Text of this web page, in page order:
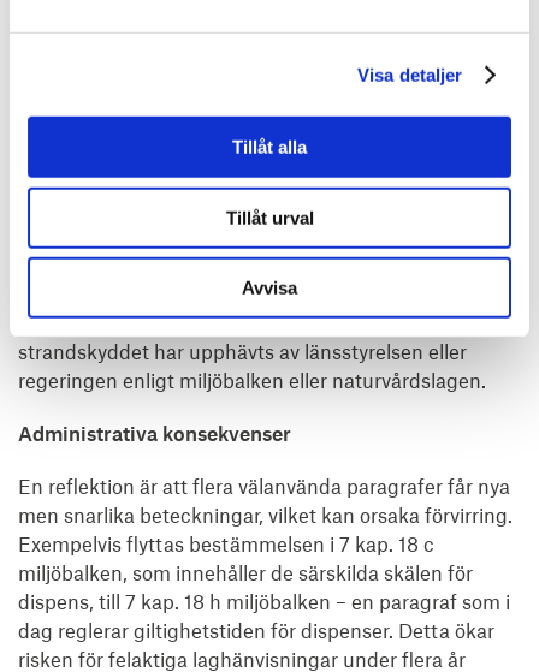
Visa detaljer
Tillåt alla
Tillåt urval
Avvisa
I plan- och bygglagen införs en bestämmelse som
anger att där strandskydd tidigare upphävts med stöd
av plan- och bygglagen eller motsvarande äldre
bestämmelser så får kommunen när en detaljplan
ersätts besluta att strandskyddet fortsatt ska vara
upphävt utan ny prövning mot
strandskyddsregleringen i miljöbalken. Den nya
användning inte ändras och att
egenskapsbestämmelserna väsentligen blir desamma.
Med äldre bestämmelser avses även sådana planer där
strandskyddet har upphävts av länsstyrelsen eller
regeringen enligt miljöbalken eller naturvårdslagen.
Administrativa konsekvenser
En reflektion är att flera välanvända paragrafer får nya
men snarlika beteckningar, vilket kan orsaka förvirring.
Exempelvis flyttas bestämmelsen i 7 kap. 18 c
miljöbalken, som innehåller de särskilda skälen för
dispens, till 7 kap. 18 h miljöbalken – en paragraf som i
dag reglerar giltighetstiden för dispenser. Detta ökar
risken för felaktiga laghänvisningar under flera år